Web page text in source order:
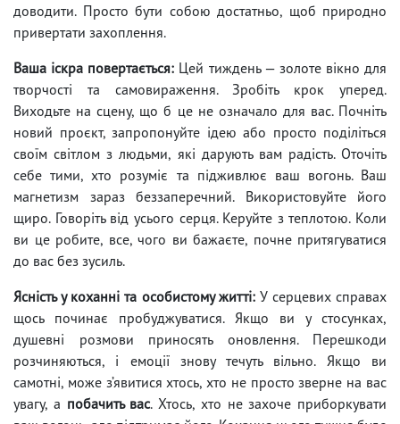
доводити. Просто бути собою достатньо, щоб природно
привертати захоплення.
Ваша іскра повертається: Цей тиждень — золоте вікно для
творчості та самовираження. Зробіть крок уперед.
Виходьте на сцену, що б це не означало для вас. Почніть
новий проєкт, запропонуйте ідею або просто поділіться
своїм світлом з людьми, які дарують вам радість. Оточіть
себе тими, хто розуміє та підживлює ваш вогонь. Ваш
магнетизм зараз беззаперечний. Використовуйте його
щиро. Говоріть від усього серця. Керуйте з теплотою. Коли
ви це робите, все, чого ви бажаєте, почне притягуватися
до вас без зусиль.
Ясність у коханні та особистому житті:У серцевих справах
щось починає пробуджуватися. Якщо ви у стосунках,
душевні розмови приносять оновлення. Перешкоди
розчиняються, і емоції знову течуть вільно. Якщо ви
самотні, може з’явитися хтось, хто не просто зверне на вас
увагу, а побачить вас. Хтось, хто не захоче приборкувати